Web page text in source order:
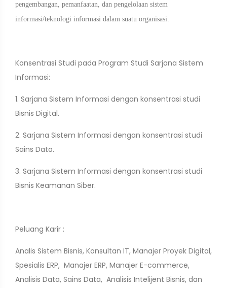
pengembangan, pemanfaatan, dan pengelolaan sistem
informasi/teknologi informasi dalam suatu organisasi.
Konsentrasi Studi pada Program Studi Sarjana Sistem
Informasi:
1. Sarjana Sistem Informasi dengan konsentrasi studi
Bisnis Digital.
2. Sarjana Sistem Informasi dengan konsentrasi studi
Sains Data.
3. Sarjana Sistem Informasi dengan konsentrasi studi
Bisnis Keamanan Siber.
Peluang Karir :
Analis Sistem Bisnis, Konsultan IT, Manajer Proyek Digital,
Spesialis ERP, Manajer ERP, Manajer E-commerce,
Analisis Data, Sains Data, Analisis Intelijent Bisnis, dan